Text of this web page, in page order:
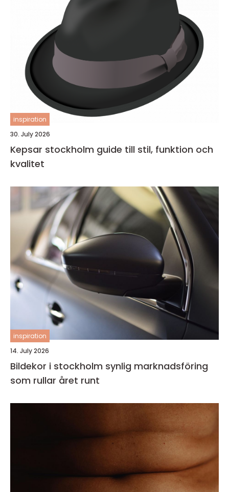
inspiration
30. July 2026
Kepsar stockholm guide till stil, funktion och
kvalitet
inspiration
14. July 2026
Bildekor i stockholm synlig marknadsföring
som rullar året runt